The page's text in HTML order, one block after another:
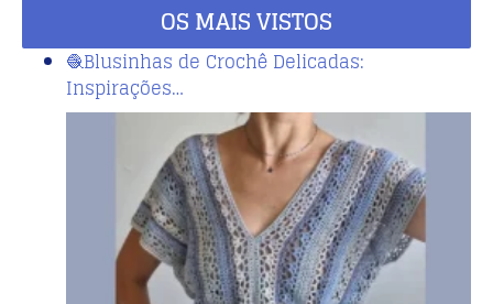
OS MAIS VISTOS
🧶Blusinhas de Crochê Delicadas:
Inspirações…